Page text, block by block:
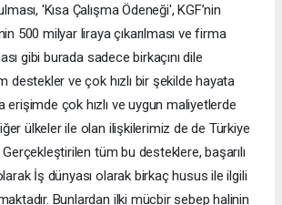
'Kısa Çalışma Ödeneği', KGF’nin
500 milyar liraya çıkarılması ve firma
gibi burada sadece birkaçını dile
destekler ve çok hızlı bir şekilde hayata
çok hızlı ve uygun maliyetlerde
ülkeler ile olan ilişkilerimiz de de Türkiye
tüm bu desteklere, başarılı
İş dünyası olarak birkaç husus ile ilgili
Bunlardan ilki mücbir sebep halinin